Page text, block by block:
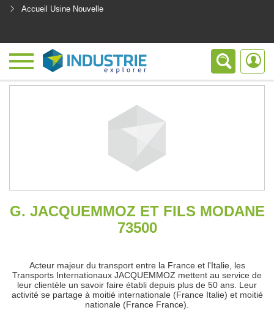
Accueil Usine Nouvelle
G. JACQUEMMOZ ET FILS MODANE
73500
Acteur majeur du transport entre la France et l'Italie, les
Transports Internationaux JACQUEMMOZ mettent au service de
leur clientèle un savoir faire établi depuis plus de 50 ans. Leur
activité se partage à moitié internationale (France Italie) et moitié
nationale (France France).